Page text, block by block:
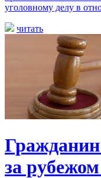
уголовному делу в
читать
за